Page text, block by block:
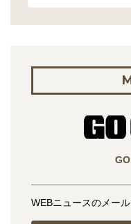
WEBニュースのメー